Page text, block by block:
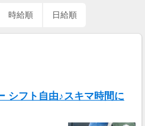
時給順 日給順
シフト自由♪スキマ時間に